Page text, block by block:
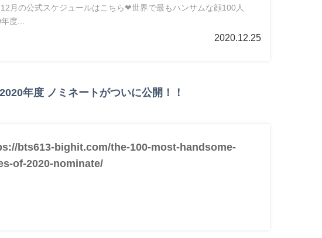
月の公式スケジュールはこちら❤︎世界で最もハンサムな顔100人
度...
2020.12.25
年度 ノミネートがついに公開！！
bts613-bighit.com/the-100-most-handsome-
of-2020-nominate/